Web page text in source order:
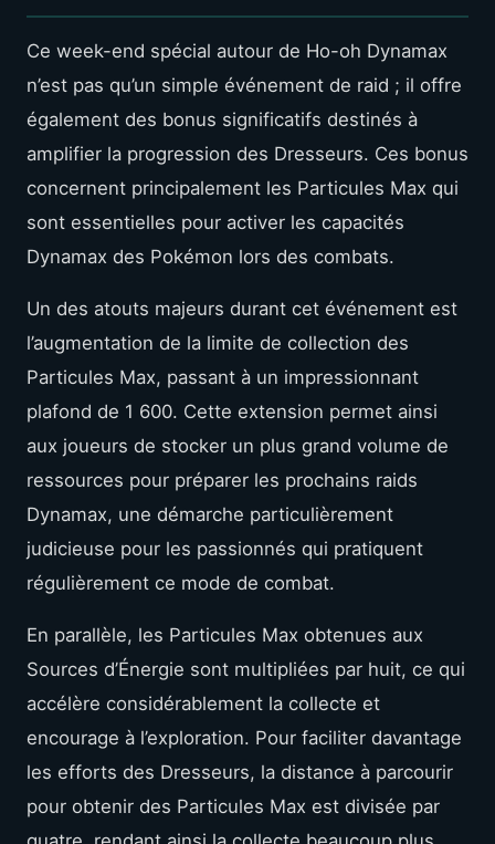
Ce week-end spécial autour de Ho-oh Dynamax
n’est pas qu’un simple événement de raid ; il offre
également des bonus significatifs destinés à
amplifier la progression des Dresseurs. Ces bonus
concernent principalement les Particules Max qui
sont essentielles pour activer les capacités
Dynamax des Pokémon lors des combats.
Un des atouts majeurs durant cet événement est
l’augmentation de la limite de collection des
Particules Max, passant à un impressionnant
plafond de 1 600. Cette extension permet ainsi
aux joueurs de stocker un plus grand volume de
ressources pour préparer les prochains raids
Dynamax, une démarche particulièrement
judicieuse pour les passionnés qui pratiquent
régulièrement ce mode de combat.
En parallèle, les Particules Max obtenues aux
Sources d’Énergie sont multipliées par huit, ce qui
accélère considérablement la collecte et
encourage à l’exploration. Pour faciliter davantage
les efforts des Dresseurs, la distance à parcourir
pour obtenir des Particules Max est divisée par